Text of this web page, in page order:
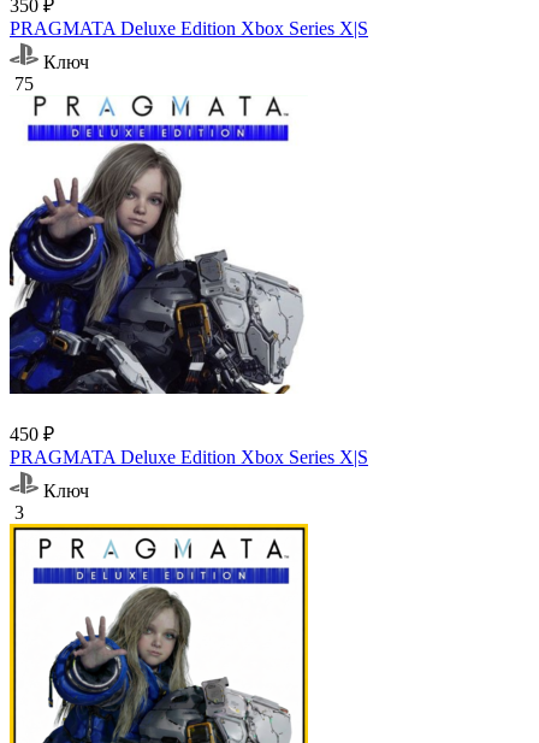
350 ₽
PRAGMATA Deluxe Edition Xbox Series X|S
Ключ
75
450 ₽
PRAGMATA Deluxe Edition Xbox Series X|S
Ключ
3